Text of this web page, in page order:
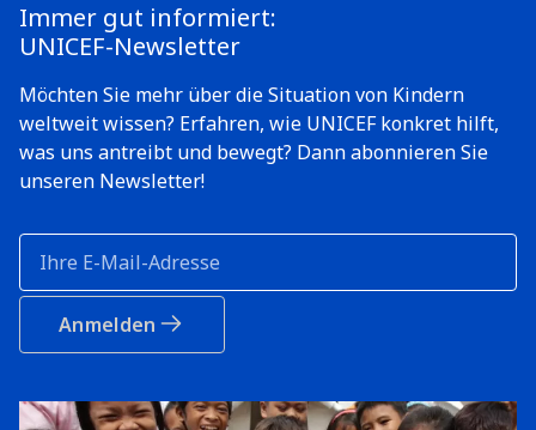
Immer gut informiert:
UNICEF-Newsletter
Möchten Sie mehr über die Situation von Kindern
weltweit wissen? Erfahren, wie UNICEF konkret hilft,
was uns antreibt und bewegt? Dann abonnieren Sie
unseren Newsletter!
Anmelden